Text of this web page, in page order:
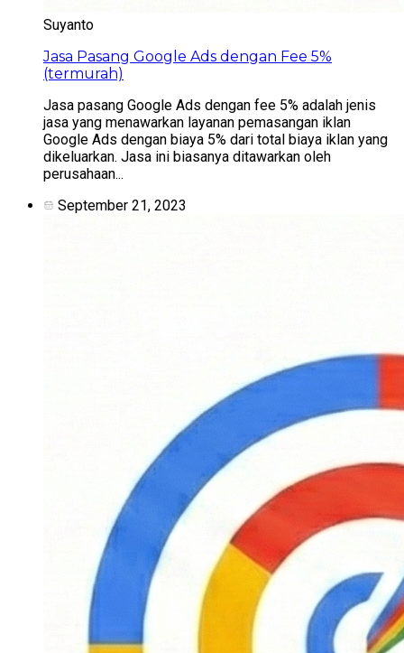
Suyanto
Jasa Pasang Google Ads dengan Fee 5%
(termurah)
Jasa pasang Google Ads dengan fee 5% adalah jenis
jasa yang menawarkan layanan pemasangan iklan
Google Ads dengan biaya 5% dari total biaya iklan yang
dikeluarkan. Jasa ini biasanya ditawarkan oleh
perusahaan...
September 21, 2023